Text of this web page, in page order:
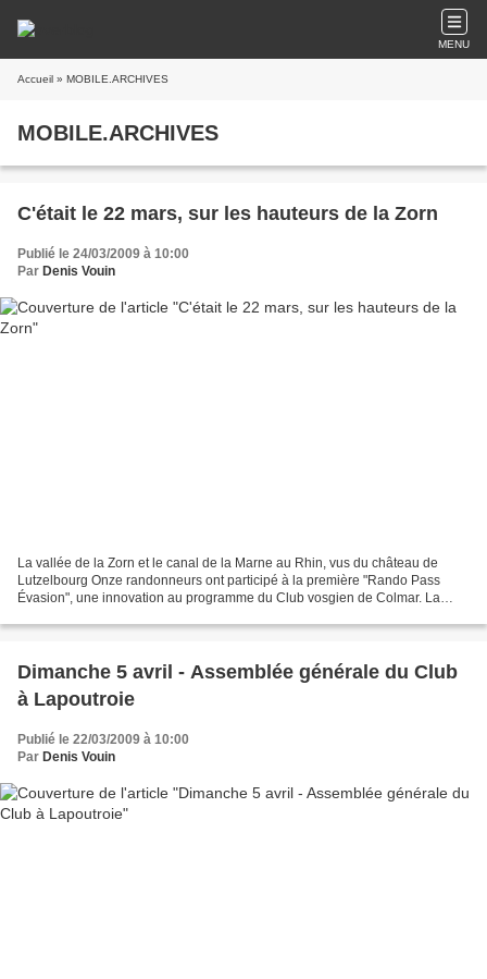
MENU
Accueil » MOBILE.ARCHIVES
MOBILE.ARCHIVES
C'était le 22 mars, sur les hauteurs de la Zorn
Publié le 24/03/2009 à 10:00
Par Denis Vouin
La vallée de la Zorn et le canal de la Marne au Rhin, vus du château de
Lutzelbourg Onze randonneurs ont participé à la première "Rando Pass
Évasion", une innovation au programme du Club vosgien de Colmar. La
Dimanche 5 avril - Assemblée générale du Club
à Lapoutroie
Publié le 22/03/2009 à 10:00
Par Denis Vouin